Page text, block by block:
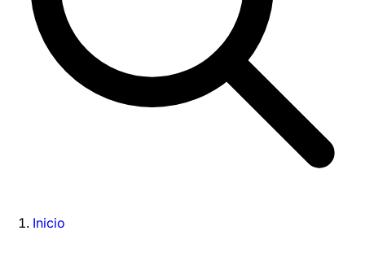
Inicio